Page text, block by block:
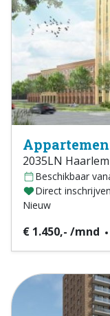
2035LN Haarlem
Beschikbaar
Direct
Nieuw
€ 1.450,- /mnd